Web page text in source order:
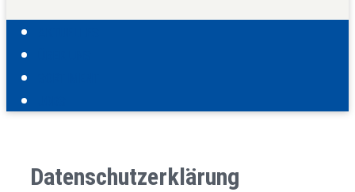
Datenschutzerklärung